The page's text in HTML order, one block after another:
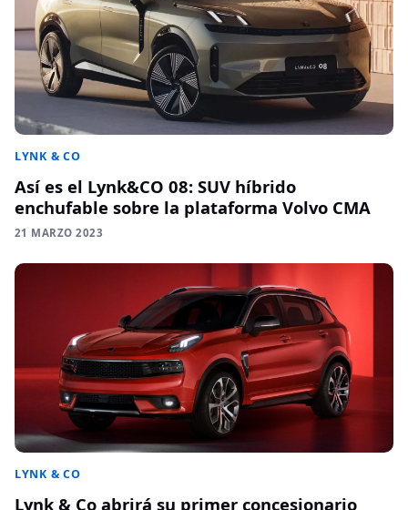
LYNK & CO
Así es el Lynk&CO 08: SUV híbrido
enchufable sobre la plataforma Volvo CMA
21 MARZO 2023
LYNK & CO
Lynk & Co abrirá su primer concesionario